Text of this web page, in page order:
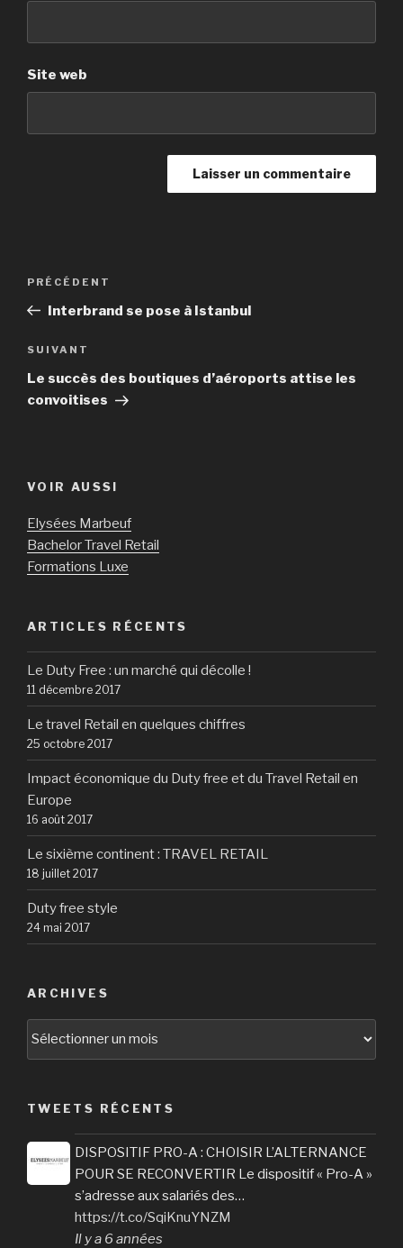
Site web
Navigation
Article
précédent
PRÉCÉDENT
Interbrand se pose à Istanbul
Article
suivant
SUIVANT
Le succès des boutiques d’aéroports attise les
convoitises
VOIR AUSSI
Elysées Marbeuf
Bachelor Travel Retail
Formations Luxe
ARTICLES RÉCENTS
Le Duty Free : un marché qui décolle !
11 décembre 2017
Le travel Retail en quelques chiffres
25 octobre 2017
Impact économique du Duty free et du Travel Retail en
Europe
16 août 2017
Le sixième continent : TRAVEL RETAIL
18 juillet 2017
Duty free style
24 mai 2017
ARCHIVES
Archives
TWEETS RÉCENTS
DISPOSITIF PRO-A : CHOISIR L’ALTERNANCE
POUR SE RECONVERTIR Le dispositif « Pro-A »
s’adresse aux salariés des…
https://t.co/SqiKnuYNZM
Il y a 6 années